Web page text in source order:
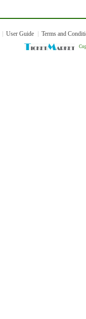
User Guide Terms and